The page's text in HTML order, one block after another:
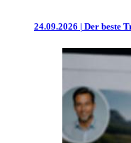
24.09.2026 | Der beste